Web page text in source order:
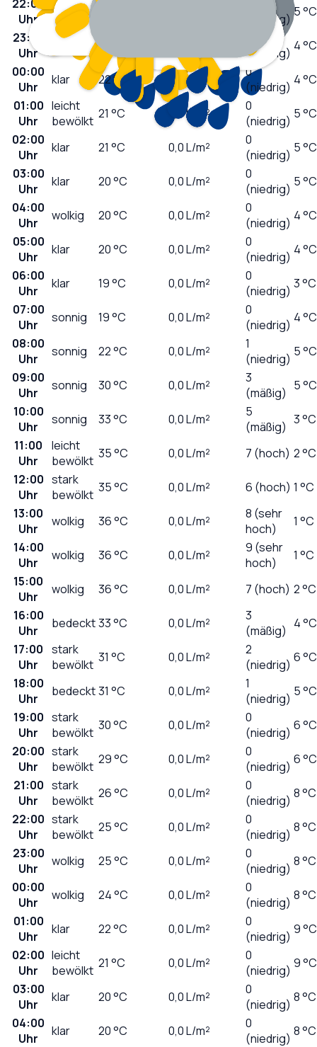
22:00
Uhr
leicht
bewölkt
(niedrig) 5 °C
23:00
Uhr
23
(niedrig) 4 °C
00:00
Uhr
klar 22°C 0,0 L/m²
0
(niedrig) 4 °C
01:00
Uhr
leicht
bewölkt 21 °C 0,0L/m²
0
(niedrig) 5 °C
02:00
Uhr
klar 21 °C 0,0L/m²
0
(niedrig) 5 °C
03:00
Uhr
klar 20°C 0,0L/m²
0
(niedrig) 5 °C
04:00
Uhr
wolkig 20°C 0,0L/m²
0
(niedrig) 4 °C
05:00
Uhr
klar 20°C 0,0L/m²
0
(niedrig) 4 °C
06:00
Uhr
klar 19°C 0,0L/m²
0
(niedrig) 3 °C
07:00
Uhr
sonnig 19°C 0,0L/m²
0
(niedrig) 4 °C
08:00
Uhr
sonnig 22°C 0,0L/m²
1
(niedrig) 5 °C
09:00
Uhr
sonnig 30°C 0,0L/m²
3
(mäßig) 5 °C
10:00
Uhr
sonnig 33°C 0,0L/m²
5
(mäßig) 3 °C
11:00
Uhr
leicht
bewölkt 35°C 0,0L/m² 7 (hoch) 2 °C
12:00
Uhr
stark
bewölkt 35°C 0,0L/m² 6 (hoch) 1 °C
13:00
Uhr
wolkig 36°C 0,0L/m²
8 (sehr
hoch)
1 °C
14:00
Uhr
wolkig 36°C 0,0L/m²
9 (sehr
hoch)
1 °C
15:00
Uhr
wolkig 36°C 0,0L/m² 7 (hoch) 2 °C
16:00
Uhr
bedeckt33°C 0,0L/m²
3
(mäßig) 4 °C
17:00
Uhr
stark
bewölkt 31 °C 0,0L/m²
2
(niedrig) 6 °C
18:00
Uhr
bedeckt31 °C 0,0L/m²
1
(niedrig) 5 °C
19:00
Uhr
stark
bewölkt 30°C 0,0L/m²
0
(niedrig) 6 °C
20:00
Uhr
stark
bewölkt 29°C 0,0L/m²
0
(niedrig) 6 °C
21:00
Uhr
stark
bewölkt 26°C 0,0L/m²
0
(niedrig) 8 °C
22:00
Uhr
stark
bewölkt 25°C 0,0L/m²
0
(niedrig) 8 °C
23:00
Uhr
wolkig 25°C 0,0L/m²
0
(niedrig) 8 °C
00:00
Uhr
wolkig 24°C 0,0L/m²
0
(niedrig) 8 °C
01:00
Uhr
klar 22°C 0,0L/m²
0
(niedrig) 9 °C
02:00
Uhr
leicht
bewölkt 21 °C 0,0L/m²
0
(niedrig) 9 °C
03:00
Uhr
klar 20°C 0,0L/m²
0
(niedrig) 8 °C
04:00
Uhr
klar 20°C 0,0L/m²
0
(niedrig) 8 °C